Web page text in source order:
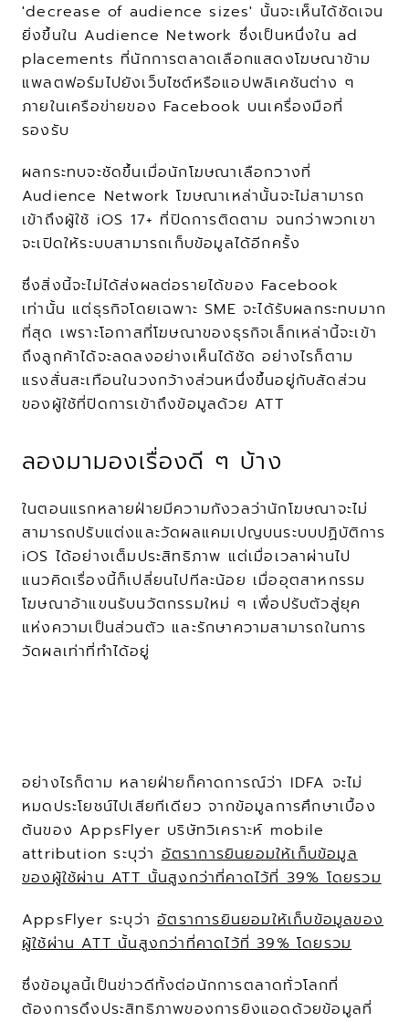
'decrease of audience sizes' นั้นจะเห็นได้ชัดเจน
ยิ่งขึ้นใน Audience Network ซึ่งเป็นหนึ่งใน ad
placements ที่นักการตลาดเลือกแสดงโฆษณาข้าม
แพลตฟอร์มไปยังเว็บไซต์หรือแอปพลิเคชันต่าง ๆ
ภายในเครือข่ายของ Facebook บนเครื่องมือที่
รองรับ
ผลกระทบจะชัดขึ้นเมื่อนักโฆษณาเลือกวางที่
Audience Network โฆษณาเหล่านั้นจะไม่สามารถ
เข้าถึงผู้ใช้ iOS 17+ ที่ปิดการติดตาม จนกว่าพวกเขา
จะเปิดให้ระบบสามารถเก็บข้อมูลได้อีกครั้ง
ซึ่งสิ่งนี้จะไม่ได้ส่งผลต่อรายได้ของ Facebook
เท่านั้น แต่ธุรกิจโดยเฉพาะ SME จะได้รับผลกระทบมาก
ที่สุด เพราะโอกาสที่โฆษณาของธุรกิจเล็กเหล่านี้จะเข้า
ถึงลูกค้าได้จะลดลงอย่างเห็นได้ชัด อย่างไรก็ตาม
แรงสั่นสะเทือนในวงกว้างส่วนหนึ่งขึ้นอยู่กับสัดส่วน
ของผู้ใช้ที่ปิดการเข้าถึงข้อมูลด้วย ATT
ลองมามองเรื่องดี ๆ บ้าง
ในตอนแรกหลายฝ่ายมีความกังวลว่านักโฆษณาจะไม่
สามารถปรับแต่งและวัดผลแคมเปญบนระบบปฏิบัติการ
iOS ได้อย่างเต็มประสิทธิภาพ แต่เมื่อเวลาผ่านไป
แนวคิดเรื่องนี้ก็เปลี่ยนไปทีละน้อย เมื่ออุตสาหกรรม
โฆษณาอ้าแขนรับนวัตกรรมใหม่ ๆ เพื่อปรับตัวสู่ยุค
แห่งความเป็นส่วนตัว และรักษาความสามารถในการ
วัดผลเท่าที่ทำได้อยู่
อย่างไรก็ตาม หลายฝ่ายก็คาดการณ์ว่า IDFA จะไม่
หมดประโยชน์ไปเสียทีเดียว จากข้อมูลการศึกษาเบื้อง
ต้นของ AppsFlyer บริษัทวิเคราะห์ mobile
attribution ระบุว่า อัตราการยินยอมให้เก็บข้อมูล
ของผู้ใช้ผ่าน ATT นั้นสูงกว่าที่คาดไว้ที่ 39% โดยรวม
AppsFlyer ระบุว่า อัตราการยินยอมให้เก็บข้อมูลของ
ผู้ใช้ผ่าน ATT นั้นสูงกว่าที่คาดไว้ที่ 39% โดยรวม
ซึ่งข้อมูลนี้เป็นข่าวดีทั้งต่อนักการตลาดทั่วโลกที่
ต้องการดึงประสิทธิภาพของการยิงแอดด้วยข้อมูลที่